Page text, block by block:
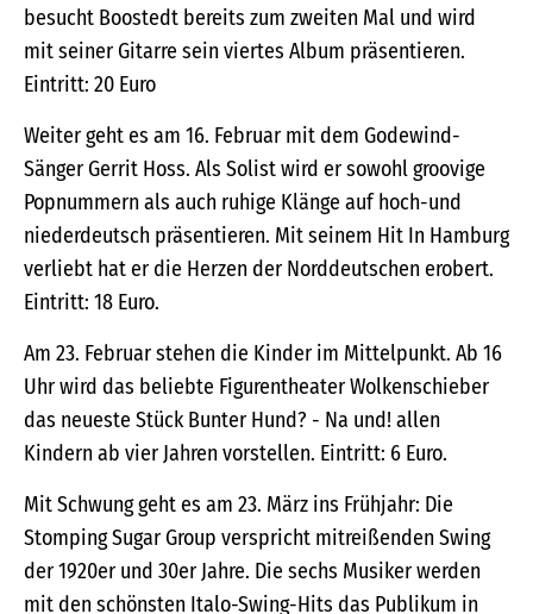
besucht Boostedt bereits zum zweiten Mal und wird
mit seiner Gitarre sein viertes Album präsentieren.
Eintritt: 20 Euro
Weiter geht es am 16. Februar mit dem Godewind-
Sänger Gerrit Hoss. Als Solist wird er sowohl groovige
Popnummern als auch ruhige Klänge auf hoch-und
niederdeutsch präsentieren. Mit seinem Hit In Hamburg
verliebt hat er die Herzen der Norddeutschen erobert.
Eintritt: 18 Euro.
Am 23. Februar stehen die Kinder im Mittelpunkt. Ab 16
Uhr wird das beliebte Figurentheater Wolkenschieber
das neueste Stück Bunter Hund? - Na und! allen
Kindern ab vier Jahren vorstellen. Eintritt: 6 Euro.
Mit Schwung geht es am 23. März ins Frühjahr: Die
Stomping Sugar Group verspricht mitreißenden Swing
der 1920er und 30er Jahre. Die sechs Musiker werden
mit den schönsten Italo-Swing-Hits das Publikum in